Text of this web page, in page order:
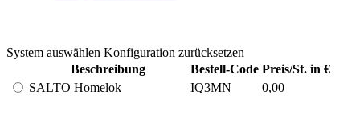
System auswählen Konfiguration zurücksetzen
Beschreibung
Bestell-Code Preis/St. in €
SALTO Homelok
IQ3MN 0,00